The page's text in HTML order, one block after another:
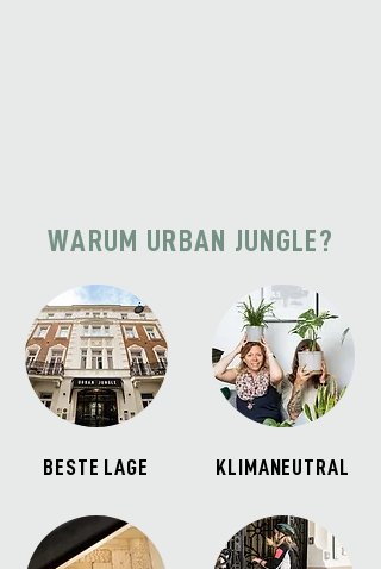
WARUM URBAN JUNGLE?
BESTE LAGE KLIMANEUTRAL